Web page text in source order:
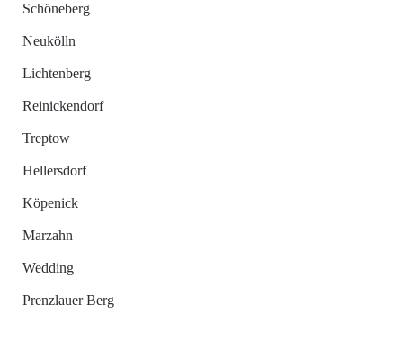
Schöneberg
Neukölln
Lichtenberg
Reinickendorf
Treptow
Hellersdorf
Köpenick
Marzahn
Wedding
Prenzlauer Berg